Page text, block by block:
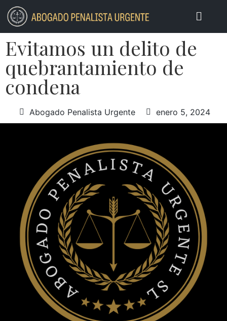
Evitamos un delito de
quebrantamiento de
condena
Abogado Penalista Urgente enero 5, 2024